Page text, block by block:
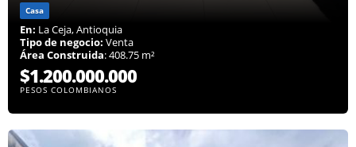
Casa
En: La Ceja, Antioquia
Tipo de negocio: Venta
Área Construida: 408.75 m²
$1.200.000.000
PESOS COLOMBIANOS